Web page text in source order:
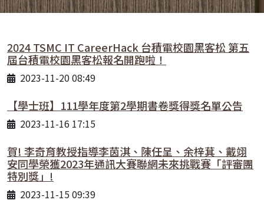
2024 TSMC IT CareerHack 台積電校園黑客松 第五
屆台積電校園黑客松報名開跑啦！
2023-11-20 08:49
【學士班】111學年度第2學期書卷獎得獎名單公告
2023-11-16 17:15
賀! 李奇育教授指導李茵淇、陳任呈、余梓萁、戴翊
安同學榮獲2023年通訊大賽聯網未來挑戰賽「評審團
特別獎」!
2023-11-15 09:39